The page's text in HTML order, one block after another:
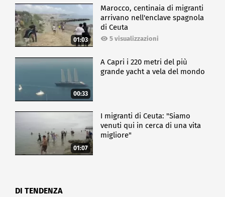
01:03
Marocco, centinaia di migranti
arrivano nell'enclave spagnola
di Ceuta
5 visualizzazioni
00:33
A Capri i 220 metri del più
grande yacht a vela del mondo
01:07
I migranti di Ceuta: "Siamo
venuti qui in cerca di una vita
migliore"
DI TENDENZA